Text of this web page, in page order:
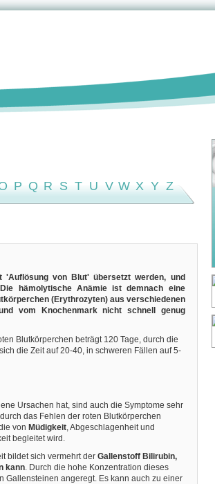
P Q R S T U V W X Y Z
'Auflösung von Blut' übersetzt werden, und
hämolytische Anämie ist demnach eine
(Erythrozyten) aus verschiedenen
vom Knochenmark nicht schnell genug
Blutkörperchen beträgt 120 Tage, durch die
die Zeit auf 20-40, in schweren Fällen auf 5-
Ursachen hat, sind auch die Symptome sehr
das Fehlen der roten Blutkörperchen
von Müdigkeit, Abgeschlagenheit und
begleitet wird.
bildet sich vermehrt der Gallenstoff Bilirubin,
kann. Durch die hohe Konzentration dieses
Gallensteinen angeregt. Es kann auch zu einer